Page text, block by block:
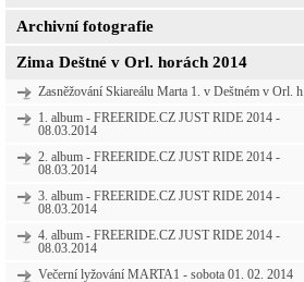
Archivní fotografie
Zima Deštné v Orl. horách 2014
Zasněžování Skiareálu Marta 1. v Deštném v Orl. h.
1. album - FREERIDE.CZ JUST RIDE 2014 -
08.03.2014
2. album - FREERIDE.CZ JUST RIDE 2014 -
08.03.2014
3. album - FREERIDE.CZ JUST RIDE 2014 -
08.03.2014
4. album - FREERIDE.CZ JUST RIDE 2014 -
08.03.2014
Večerní lyžování MARTA1 - sobota 01. 02. 2014